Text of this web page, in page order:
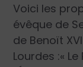
Voici les
évêque de
de Benoït
Lourdes :«